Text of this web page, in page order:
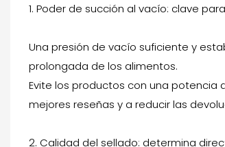
1. Poder de succión al vacío: clave
Una presión de vacío suficiente y
prolongada de los alimentos.
Evite los productos con una potencia
mejores reseñas y a reducir las
2. Calidad del sellado: determina